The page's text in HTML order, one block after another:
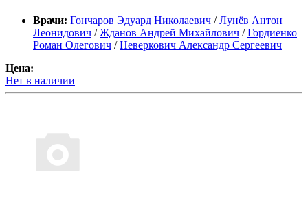
Врачи: Гончаров Эдуард Николаевич /Лунёв Антон
Леонидович /Жданов Андрей Михайлович /Гордиенко
Роман Олегович /Неверкович Александр Сергеевич
Цена:
Нет в наличии